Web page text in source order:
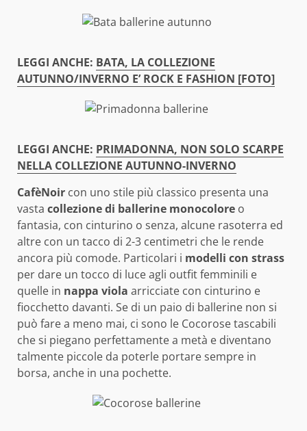
LEGGI ANCHE: BATA, LA COLLEZIONE
AUTUNNO/INVERNO E’ ROCK E FASHION [FOTO]
LEGGI ANCHE: PRIMADONNA, NON SOLO SCARPE
NELLA COLLEZIONE AUTUNNO-INVERNO
CafèNoir con uno stile più classico presenta una
vasta collezione di ballerine monocolore o
fantasia, con cinturino o senza, alcune rasoterra ed
altre con un tacco di 2-3 centimetri che le rende
ancora più comode. Particolari i modelli con strass
per dare un tocco di luce agli outfit femminili e
quelle in nappa viola arricciate con cinturino e
fiocchetto davanti. Se di un paio di ballerine non si
può fare a meno mai, ci sono le Cocorose tascabili
che si piegano perfettamente a metà e diventano
talmente piccole da poterle portare sempre in
borsa, anche in una pochette.